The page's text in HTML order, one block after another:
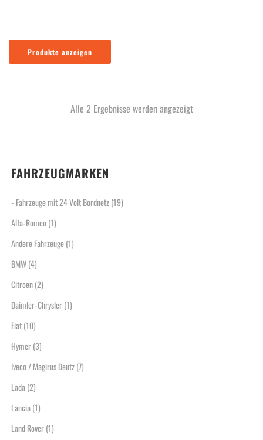
Produkte anzeigen
Alle 2 Ergebnisse werden angezeigtNach
FAHRZEUGMARKEN
- Fahrzeuge mit 24 Volt Bordnetz(19)
Alfa-Romeo(1)
Andere Fahrzeuge(1)
BMW(4)
Citroen(2)
Daimler-Chrysler(1)
Fiat(10)
Hymer(3)
Iveco / Magirus Deutz(7)
Lada(2)
Lancia(1)
Land Rover(1)